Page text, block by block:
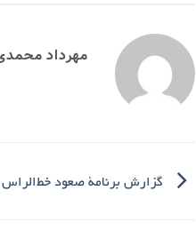
مهرداد
گزارش برنامۀ صعود خط‌‌الراس